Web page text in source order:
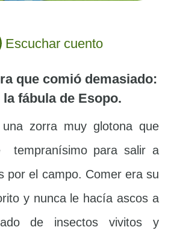
Escuchar cuento
que comió demasiado:
fábula de Esopo.
zorra muy glotona que
tempranísimo para salir a
por el campo. Comer era su
y nunca le hacía ascos a
de insectos vivitos y